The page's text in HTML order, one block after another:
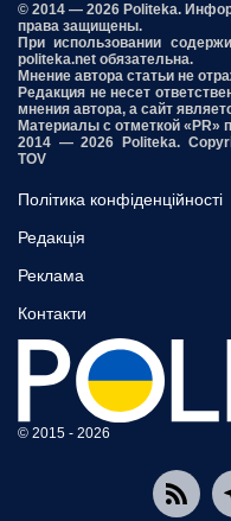
© 2014 — 2026 Politeka.
права защищены.
При использовании
politeka.net обязательна.
Мнение автора статьи не
Редакция не несет
мнения автора, а сайт
Материалы с отметкой «PR»
2014 — 2026 Politeka.
TOV
Політика конфіденційності
Редакція
Реклама
Контакти
© 2015 - 2026